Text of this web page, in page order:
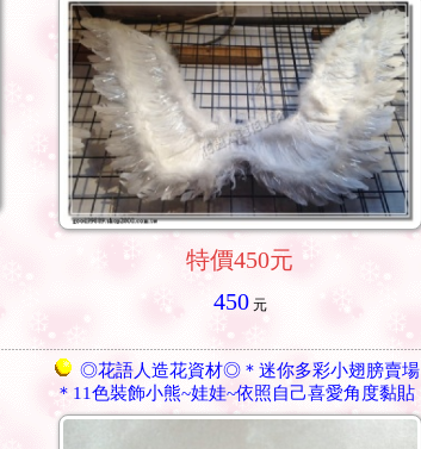
特價450元
450元
◎花語人造花資材◎＊迷你多彩小翅膀賣場
＊11色裝飾小熊~娃娃~依照自己喜愛角度黏貼